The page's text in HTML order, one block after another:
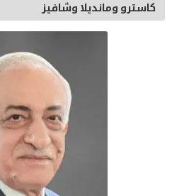
كاسترو ومانديلا وشافيز